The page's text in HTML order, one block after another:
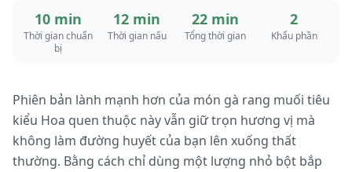
10 min
Thời gian chuẩn
bị
12 min
Thời gian nấu
22 min
Tổng thời gian
2
Khẩu phần
Phiên bản lành mạnh hơn của món gà rang muối tiêu
kiểu Hoa quen thuộc này vẫn giữ trọn hương vị mà
không làm đường huyết của bạn lên xuống thất
thường. Bằng cách chỉ dùng một lượng nhỏ bột bắp